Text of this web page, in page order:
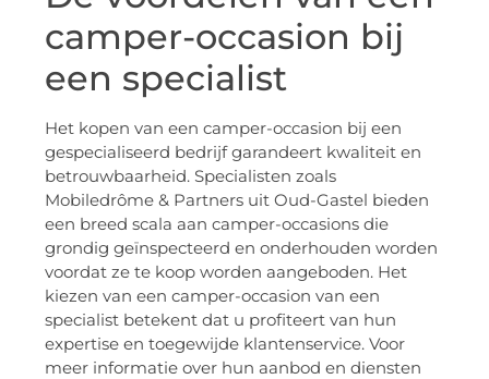
camper-occasion bij
een specialist
Het kopen van een camper-occasion bij een
gespecialiseerd bedrijf garandeert kwaliteit en
betrouwbaarheid. Specialisten zoals
Mobiledrôme & Partners uit Oud-Gastel bieden
een breed scala aan camper-occasions die
grondig geïnspecteerd en onderhouden worden
voordat ze te koop worden aangeboden. Het
kiezen van een camper-occasion van een
specialist betekent dat u profiteert van hun
expertise en toegewijde klantenservice. Voor
meer informatie over hun aanbod en diensten